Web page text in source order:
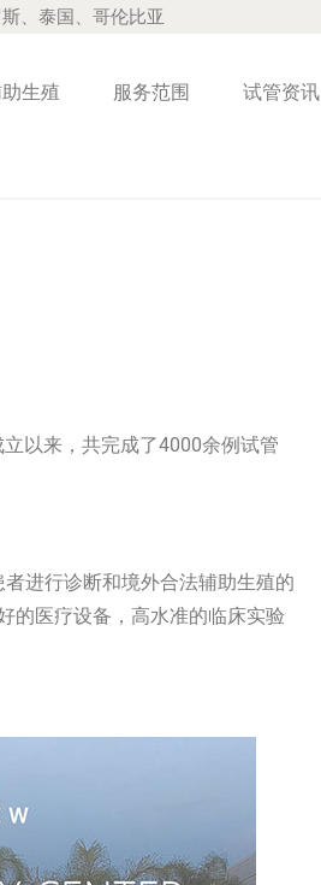
、泰国、哥伦比亚
生殖 服务范围 试管资讯
以来，共完成了4000余例试管
进行诊断和境外合法辅助生殖的
的医疗设备，高水准的临床实验